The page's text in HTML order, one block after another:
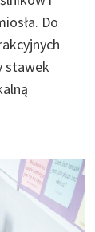
Do
stawek